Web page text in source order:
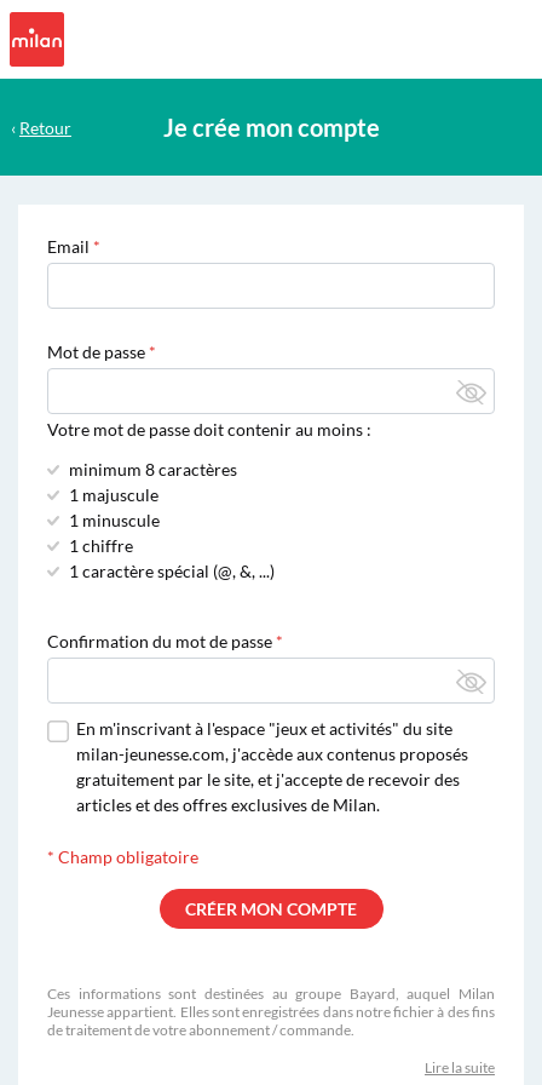
Je crée mon compte
‹ Retour
Email
Mot de passe
Votre mot de passe doit contenir au moins :
minimum 8 caractères
1 majuscule
1 minuscule
1 chiffre
1 caractère spécial (@, &, ...)
Confirmation du mot de passe
En m'inscrivant à l'espace "jeux et activités" du site
milan-jeunesse.com, j'accède aux contenus proposés
gratuitement par le site, et j'accepte de recevoir des
articles et des offres exclusives de Milan.
* Champ obligatoire
Ces informations sont destinées au groupe Bayard, auquel Milan
Jeunesse appartient. Elles sont enregistrées dans notre fichier à des fins
de traitement de votre abonnement / commande.
Lire la suite